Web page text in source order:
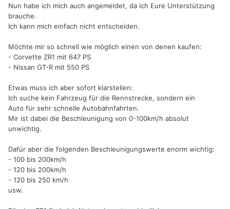
Nun habe ich mich auch angemeldet, da ich Eure Unterstützung
brauche.
Ich kann mich einfach nicht entscheiden.
Möchte mir so schnell wie möglich einen von denen kaufen:
- Corvette ZR1 mit 647 PS
- Nissan GT-R mit 550 PS
Etwas muss ich aber sofort klarstellen:
Ich suche kein Fahrzeug für die Rennstrecke, sondern ein
Auto für sehr schnelle Autobahnfahrten.
Mir ist dabei die Beschleunigung von 0-100km/h absolut
unwichtig.
Dafür aber die folgenden Beschleunigungswerte enorm wichtig:
- 100 bis 200km/h
- 120 bis 200km/h
- 120 bis 250 km/h
usw.